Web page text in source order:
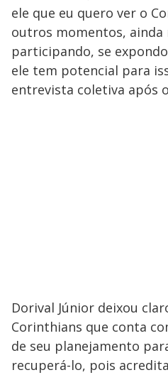
ele que eu quero ver o
outros momentos, ainda
participando, se
ele tem potencial para
entrevista coletiva após
Dorival Júnior deixou
Corinthians que conta
de seu planejamento
recuperá-lo, pois